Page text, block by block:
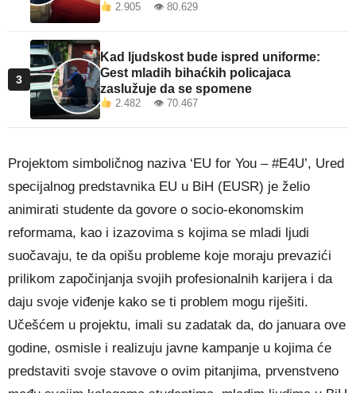
2.905 👁 80.629
3
Kad ljudskost bude ispred uniforme:
Gest mladih bihaćkih policajaca
zaslužuje da se spomene
2.482 👁 70.467
Projektom simboličnog naziva ‘EU for You – #E4U’, Ured
specijalnog predstavnika EU u BiH (EUSR) je želio
animirati studente da govore o socio-ekonomskim
reformama, kao i izazovima s kojima se mladi ljudi
suočavaju, te da opišu probleme koje moraju prevazići
prilikom započinjanja svojih profesionalnih karijera i da
daju svoje viđenje kako se ti problem mogu riješiti.
Učešćem u projektu, imali su zadatak da, do januara ove
godine, osmisle i realizuju javne kampanje u kojima će
predstaviti svoje stavove o ovim pitanjima, prvenstveno